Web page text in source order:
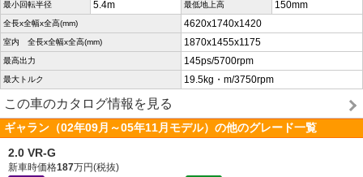
最小回転半径 5.4m 最低地上高 150mm
全長x全幅x全高(mm) 4620x1740x1420
室内 全長x全幅x全高(mm) 1870x1455x1175
最高出力 145ps/5700rpm
最大トルク 19.5kg・m/3750rpm
この車のカタログ情報を見る
ギャラン（02年09月～05年11月モデル）の他のグレード一覧
2.0 VR-G
新車時価格187万円(税抜)